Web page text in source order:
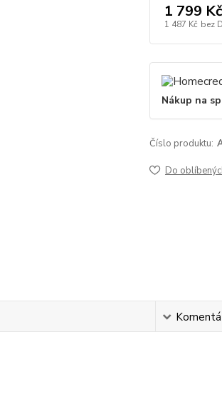
1 799 Kč
1 487 Kč bez
Nákup na
Číslo produktu:
Do